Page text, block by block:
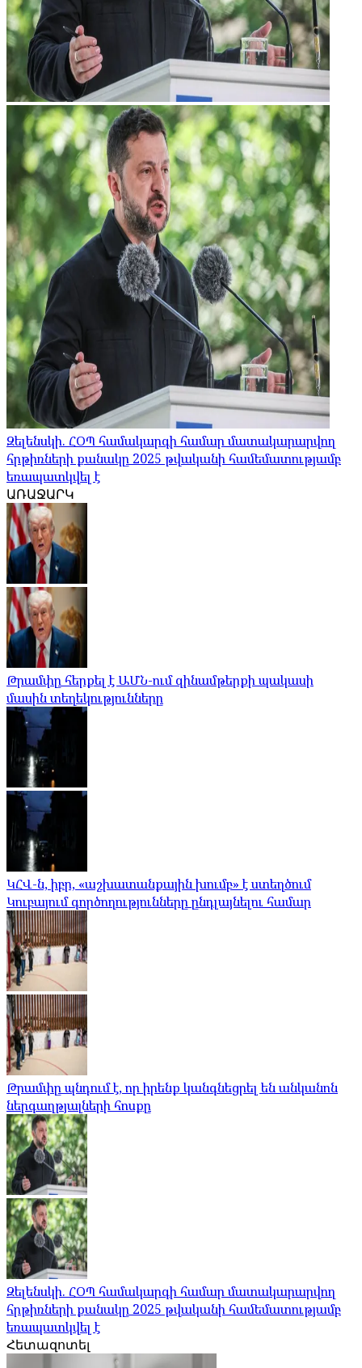
Զելենսկի. ՀՕՊ համակարգի համար մատակարարվող
հրթիռների քանակը 2025 թվականի համեմատությամբ
եռապատկվել է
ԱՌԱՋԱՐԿ
Թրամփը հերքել է ԱՄՆ-ում զինամթերքի պակասի
մասին տեղեկությունները
ԿՀՎ-ն, իբր, «աշխատանքային խումբ» է ստեղծում
Կուբայում գործողությունները ընդլայնելու համար
Թրամփը պնդում է, որ իրենք կանգնեցրել են անկանոն
ներգաղթյալների հոսքը
Զելենսկի. ՀՕՊ համակարգի համար մատակարարվող
հրթիռների քանակը 2025 թվականի համեմատությամբ
եռապատկվել է
Հետազոտել